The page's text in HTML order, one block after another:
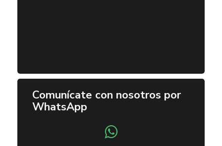
Comunícate con nosotros por
WhatsApp